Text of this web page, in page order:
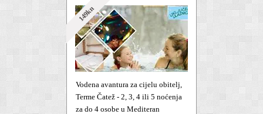
149kn
Vodena avantura za cijelu obitelj,
Terme Čatež - 2, 3, 4 ili 5 noćenja
za do 4 osobe u Mediteran